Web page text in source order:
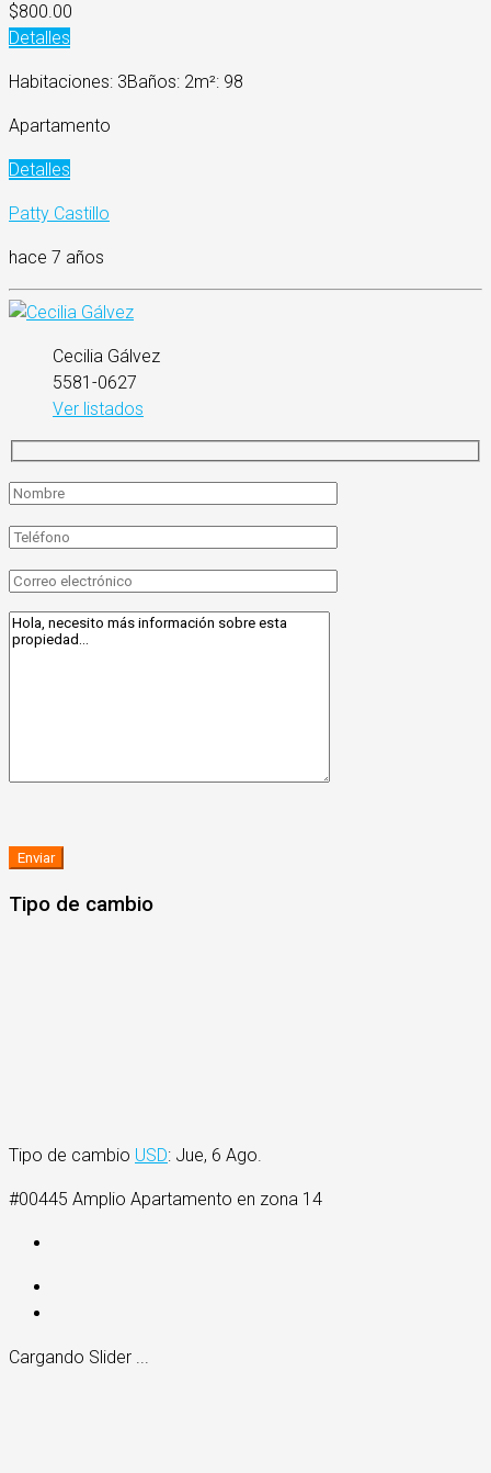
$800.00
Detalles
Habitaciones: 3Baños: 2m²: 98
Apartamento
Detalles
Patty Castillo
hace 7 años
Cecilia Gálvez
5581-0627
Ver listados
Tipo de cambio
Tipo de cambio USD: Jue, 6 Ago.
#00445 Amplio Apartamento en zona 14
Cargando Slider ...